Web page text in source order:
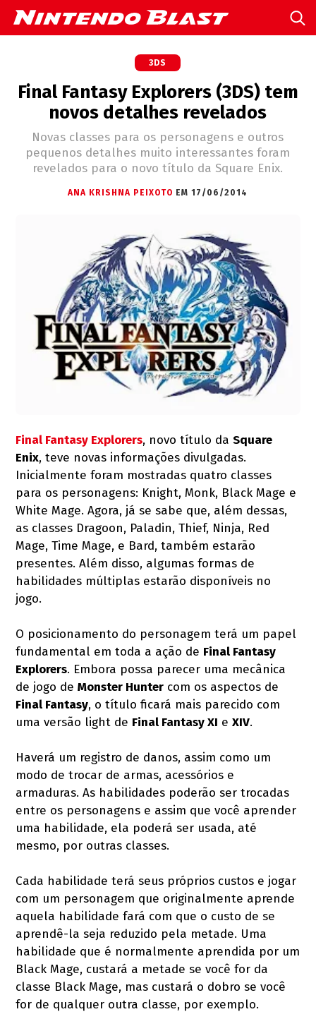
3DS
Final Fantasy Explorers (3DS) tem
novos detalhes revelados
Novas classes para os personagens e outros
pequenos detalhes muito interessantes foram
revelados para o novo título da Square Enix.
ANA KRISHNA PEIXOTO EM 17/06/2014
Final Fantasy Explorers, novo título daSquare
Enix, teve novas informações divulgadas.
Inicialmente foram mostradas quatro classes
para os personagens: Knight, Monk, Black Mage e
White Mage. Agora, já se sabe que, além dessas,
as classes Dragoon, Paladin, Thief, Ninja, Red
Mage, Time Mage, e Bard, também estarão
presentes. Além disso, algumas formas de
habilidades múltiplas estarão disponíveis no
jogo.
O posicionamento do personagem terá um papel
fundamental em toda a ação de Final Fantasy
Explorers. Embora possa parecer uma mecânica
de jogo deMonster Hunter com os aspectos de
Final Fantasy, o título ficará mais parecido com
uma versão light de Final Fantasy XI eXIV.
Haverá um registro de danos, assim como um
modo de trocar de armas, acessórios e
armaduras. As habilidades poderão ser trocadas
entre os personagens e assim que você aprender
uma habilidade, ela poderá ser usada, até
mesmo, por outras classes.
Cada habilidade terá seus próprios custos e jogar
com um personagem que originalmente aprende
aquela habilidade fará com que o custo de se
aprendê-la seja reduzido pela metade. Uma
habilidade que é normalmente aprendida por um
Black Mage, custará a metade se você for da
classe Black Mage, mas custará o dobro se você
for de qualquer outra classe, por exemplo.